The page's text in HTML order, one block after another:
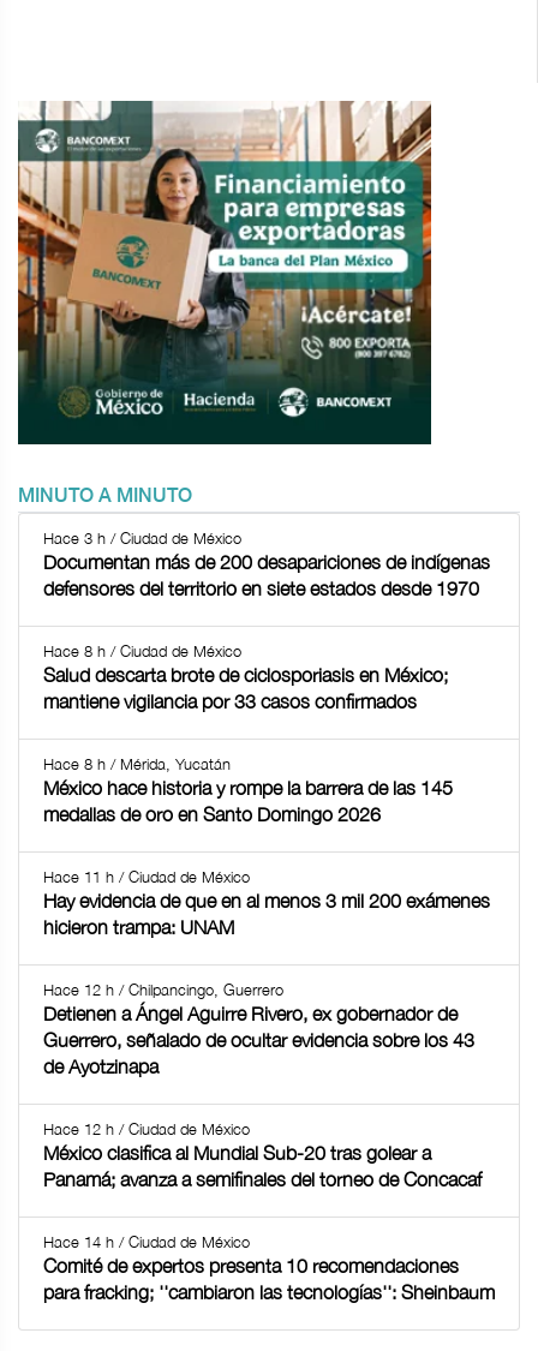
MINUTO A MINUTO
Hace 3 h / Ciudad de México
Documentan más de 200 desapariciones de indígenas
defensores del territorio en siete estados desde 1970
Hace 8 h / Ciudad de México
Salud descarta brote de ciclosporiasis en México;
mantiene vigilancia por 33 casos confirmados
Hace 8 h / Mérida, Yucatán
México hace historia y rompe la barrera de las 145
medallas de oro en Santo Domingo 2026
Hace 11 h / Ciudad de México
Hay evidencia de que en al menos 3 mil 200 exámenes
hicieron trampa: UNAM
Hace 12 h / Chilpancingo, Guerrero
Detienen a Ángel Aguirre Rivero, ex gobernador de
Guerrero, señalado de ocultar evidencia sobre los 43
de Ayotzinapa
Hace 12 h / Ciudad de México
México clasifica al Mundial Sub-20 tras golear a
Panamá; avanza a semifinales del torneo de Concacaf
Hace 14 h / Ciudad de México
Comité de expertos presenta 10 recomendaciones
para fracking; ''cambiaron las tecnologías'': Sheinbaum